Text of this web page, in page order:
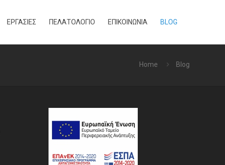
ΕΡΓΑΣΙΕΣ ΠΕΛΑΤΟΛΟΓΙΟ ΕΠΙΚΟΙΝΩΝΙΑ BLOG
Home Blog